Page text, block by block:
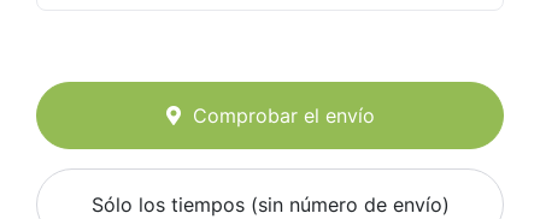
Comprobar el envío
Sólo los tiempos (sin número de envío)